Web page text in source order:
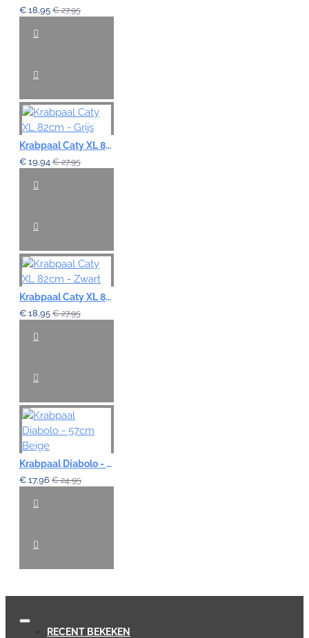
€ 18,95 € 27,95
Krabpaal Caty XL 82cm - Grijs
€ 19,94 € 27,95
Krabpaal Caty XL 82cm - Zwart
€ 18,95 € 27,95
Krabpaal Diabolo - 57cm Beige
€ 17,96 € 24,95
RECENT BEKEKEN